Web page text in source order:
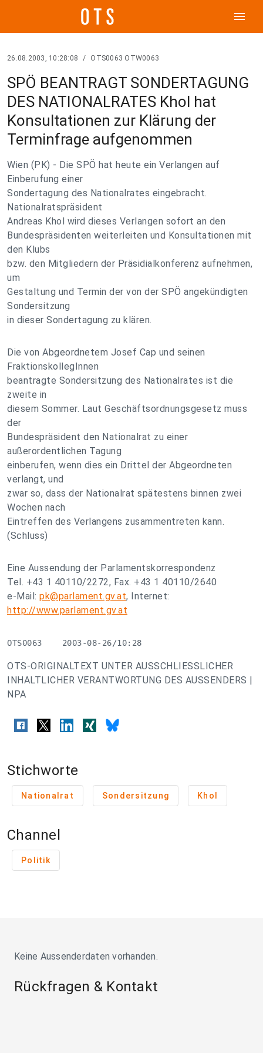
menu
26.08.2003, 10:28:08 / OTS0063 OTW0063
SPÖ BEANTRAGT SONDERTAGUNG
DES NATIONALRATES Khol hat
Konsultationen zur Klärung der
Terminfrage aufgenommen
Wien (PK) - Die SPÖ hat heute ein Verlangen auf
Einberufung einer
Sondertagung des Nationalrates eingebracht.
Nationalratspräsident
Andreas Khol wird dieses Verlangen sofort an den
Bundespräsidenten weiterleiten und Konsultationen mit
den Klubs
bzw. den Mitgliedern der Präsidialkonferenz aufnehmen,
um
Gestaltung und Termin der von der SPÖ angekündigten
Sondersitzung
in dieser Sondertagung zu klären.
Die von Abgeordnetem Josef Cap und seinen
FraktionskollegInnen
beantragte Sondersitzung des Nationalrates ist die
zweite in
diesem Sommer. Laut Geschäftsordnungsgesetz muss
der
Bundespräsident den Nationalrat zu einer
außerordentlichen Tagung
einberufen, wenn dies ein Drittel der Abgeordneten
verlangt, und
zwar so, dass der Nationalrat spätestens binnen zwei
Wochen nach
Eintreffen des Verlangens zusammentreten kann.
(Schluss)
Eine Aussendung der Parlamentskorrespondenz
Tel. +43 1 40110/2272, Fax. +43 1 40110/2640
e-Mail: pk@parlament.gv.at, Internet:
http://www.parlament.gv.at
OTS0063    2003-08-26/10:28
OTS-ORIGINALTEXT UNTER AUSSCHLIESSLICHER
INHALTLICHER VERANTWORTUNG DES AUSSENDERS |
NPA
Stichworte
Nationalrat Sondersitzung Khol
Channel
Politik
Keine Aussenderdaten vorhanden.
Rückfragen & Kontakt